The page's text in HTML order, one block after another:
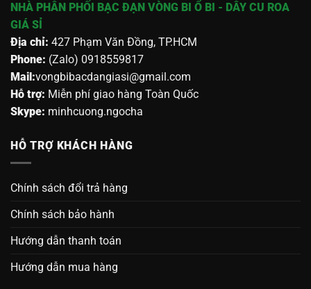
NHÀ PHÂN PHỐI BẠC ĐẠN VÒNG BI Ổ BI - DÂY CU ROA
GIÁ SỈ
Địa chỉ: 427 Phạm Văn Đồng, TP.HCM
Phone: (Zalo) 0918559817
Mail:vongbibacdangiasi@gmail.com
Hỗ trợ: Miễn phí giao hàng Toàn Quốc
Skype: minhcuong.ngocha
HỖ TRỢ KHÁCH HÀNG
Chính sách đổi trả hàng
Chính sách bảo hành
Hướng dẫn thanh toán
Hướng dẫn mua hàng